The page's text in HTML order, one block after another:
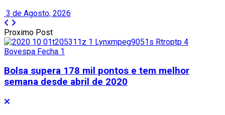
3 de Agosto, 2026
Proximo Post
Bolsa supera 178 mil pontos e tem melhor
semana desde abril de 2020